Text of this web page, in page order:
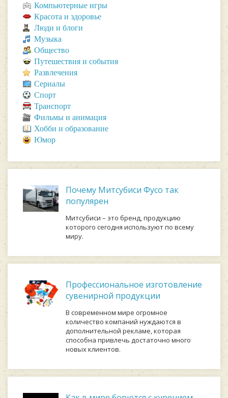
Компьютерные игры
Красота и здоровье
Люди и блоги
Музыка
Общество
Путешествия и события
Развлечения
Сериалы
Спорт
Транспорт
Фильмы и анимация
Хобби и образование
Юмор
Почему Митсубиси Фусо так
популярен
Митсубиси – это бренд, продукцию
которого сегодня используют по всему
миру.
Профессиональное изготовление
сувенирной продукции
В современном мире огромное
количество компаний нуждаются в
дополнительной рекламе, которая
способна привлечь достаточно много
новых клиентов.